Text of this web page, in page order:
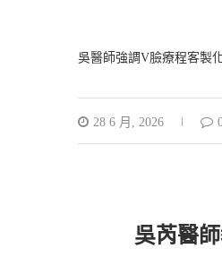
吳醫師強調V臉療程客製
28 6 月, 2026
吳芮醫